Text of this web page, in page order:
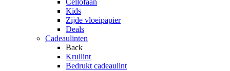
Cellofaan
Kids
Zijde vloeipapier
Deals
Cadeaulinten
Back
Krullint
Bedrukt cadeaulint